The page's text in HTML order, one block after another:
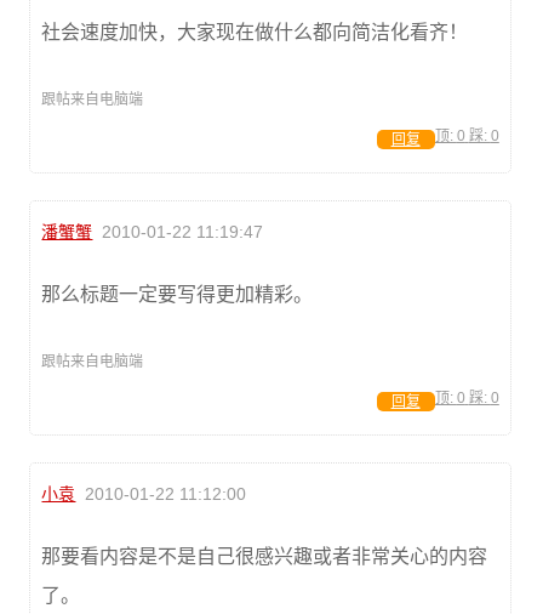
社会速度加快，大家现在做什么都向简洁化看齐！
跟帖来自电脑端
顶: 0 踩: 0
回复
潘蟹蟹 2010-01-22 11:19:47
那么标题一定要写得更加精彩。
跟帖来自电脑端
顶: 0 踩: 0
回复
小袁 2010-01-22 11:12:00
那要看内容是不是自己很感兴趣或者非常关心的内容
了。